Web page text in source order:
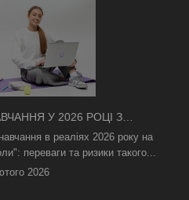
У 2026 РОЦІ З
ЯК АСИНХРОННИЙ
ОСВІТНІЙ ПРОЦЕС
в реаліях 2026 року на
переваги та ризики такого...
2026